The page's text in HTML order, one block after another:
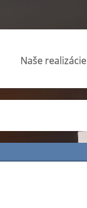
Naše realizácie